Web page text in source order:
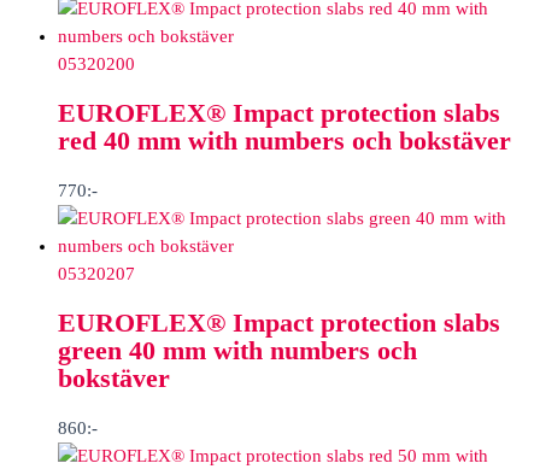
05320200
EUROFLEX® Impact protection slabs
red 40 mm with numbers och bokstäver
770:-
05320207
EUROFLEX® Impact protection slabs
green 40 mm with numbers och
bokstäver
860:-